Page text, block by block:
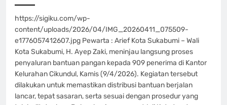
https://sigiku.com/wp-
content/uploads/2026/04/IMG_20260411_075509-
e1776057412607.jpg Pewarta : Arief Kota Sukabumi – Wali
Kota Sukabumi, H. Ayep Zaki, meninjau langsung proses
penyaluran bantuan pangan kepada 909 penerima di Kantor
Kelurahan Cikundul, Kamis (9/4/2026). Kegiatan tersebut
dilakukan untuk memastikan distribusi bantuan berjalan
lancar, tepat sasaran, serta sesuai dengan prosedur yang